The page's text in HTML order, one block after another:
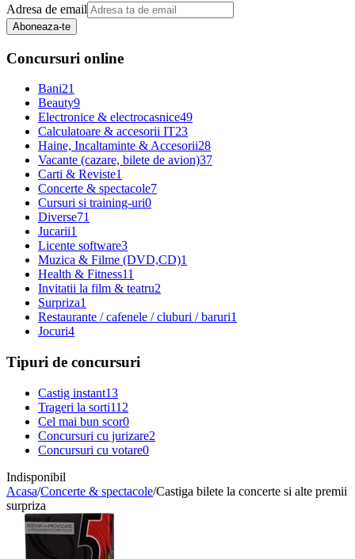
Adresa de email
Aboneaza-te
Concursuri online
Bani21
Beauty9
Electronice & electrocasnice49
Calculatoare & accesorii IT23
Haine, Incaltaminte & Accesorii28
Vacante (cazare, bilete de avion)37
Carti & Reviste1
Concerte & spectacole7
Cursuri si training-uri0
Diverse71
Jucarii1
Licente software3
Muzica & Filme (DVD,CD)1
Health & Fitness11
Invitatii la film & teatru2
Surpriza1
Restaurante / cafenele / cluburi / baruri1
Jocuri4
Tipuri de concursuri
Castig instant13
Trageri la sorti112
Cel mai bun scor0
Concursuri cu jurizare2
Concursuri cu votare0
Indisponibil
Acasa/Concerte & spectacole/Castiga bilete la concerte si alte premii
surpriza